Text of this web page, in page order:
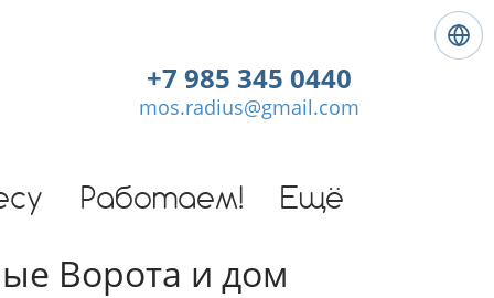
Я
+7 985 345 0440
mos.radius@gmail.com
Работаем! Ещё
Ворота и дом